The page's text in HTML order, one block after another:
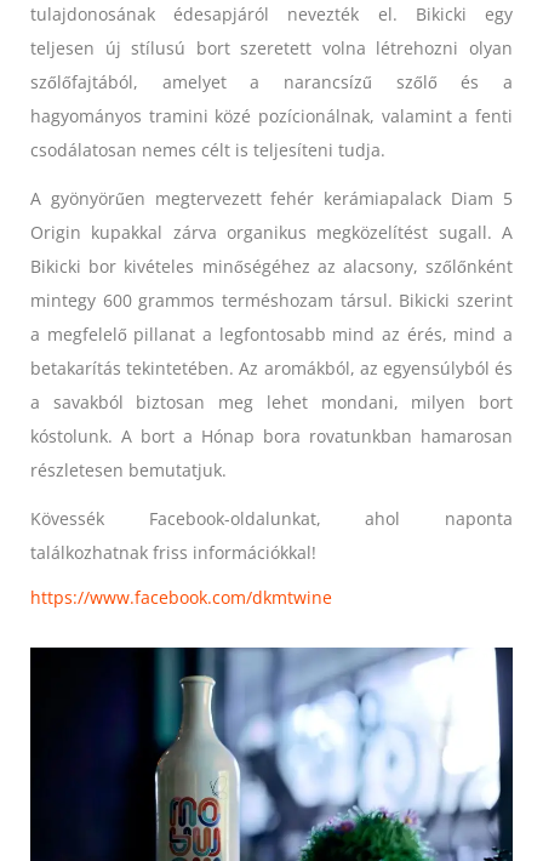
tulajdonosának édesapjáról nevezték el. Bikicki egy
teljesen új stílusú bort szeretett volna létrehozni olyan
szőlőfajtából, amelyet a narancsízű szőlő és a
hagyományos tramini közé pozícionálnak, valamint a fenti
csodálatosan nemes célt is teljesíteni tudja.
A gyönyörűen megtervezett fehér kerámiapalack Diam 5
Origin kupakkal zárva organikus megközelítést sugall. A
Bikicki bor kivételes minőségéhez az alacsony, szőlőnként
mintegy 600 grammos terméshozam társul. Bikicki szerint
a megfelelő pillanat a legfontosabb mind az érés, mind a
betakarítás tekintetében. Az aromákból, az egyensúlyból és
a savakból biztosan meg lehet mondani, milyen bort
kóstolunk. A bort a Hónap bora rovatunkban hamarosan
részletesen bemutatjuk.
Kövessék Facebook-oldalunkat, ahol naponta
találkozhatnak friss információkkal!
https://www.facebook.com/dkmtwine